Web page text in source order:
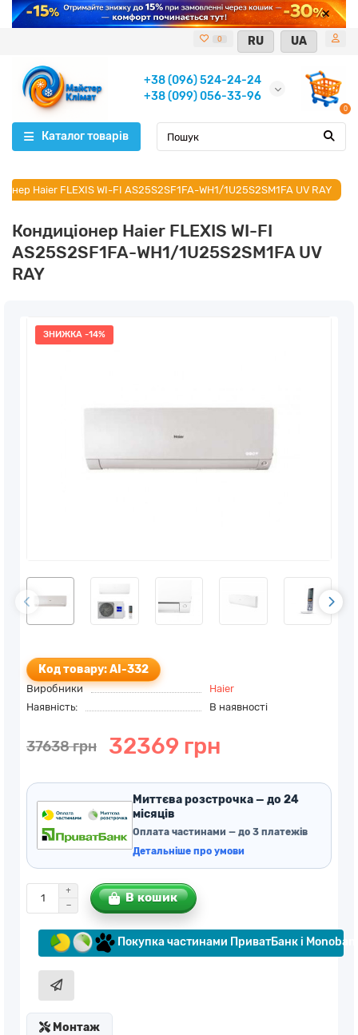
0 RU UA
+38 (096) 524-24-24
+38 (099) 056-33-96
0
Каталог товарів
Haier FLEXIS WI-FI AS25S2SF1FA-WH1/1U25S2SM1FA UV RAY
Кондиціонер Haier FLEXIS WI-FI
AS25S2SF1FA-WH1/1U25S2SM1FA UV
RAY
ЗНИЖКА -14%
Код товару: AI-332
Виробники
Haier
Наявність:
В наявності
37638 грн 32369 грн
Миттєва розстрочка — до 24
місяців
Оплата частинами — до 3 платежів
Детальніше про умови
В кошик
Покупка частинами ПриватБанк і
Монтаж